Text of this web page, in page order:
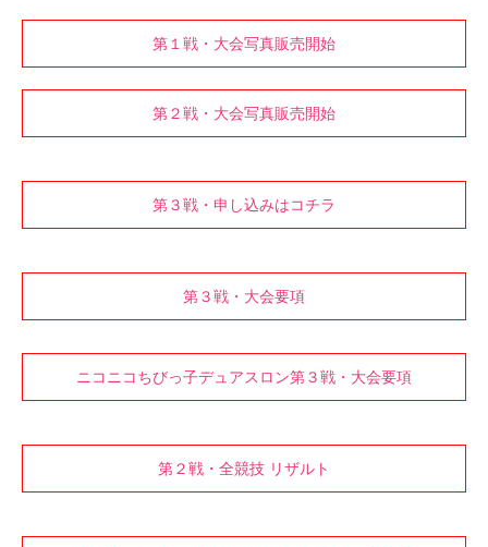
第１戦・大会写真販売開始
第２戦・大会写真販売開始
第３戦・申し込みはコチラ
第３戦・大会要項
ニコニコちびっ子デュアスロン第３戦・大会要項
第２戦・全競技 リザルト